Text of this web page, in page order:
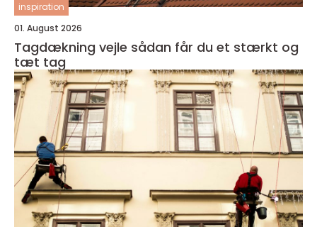
inspiration
01. August 2026
Tagdækning vejle sådan får du et stærkt og
tæt tag